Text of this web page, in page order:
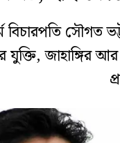
বিচারপতি সৌগত
যুক্তি, জাহাঙ্গির